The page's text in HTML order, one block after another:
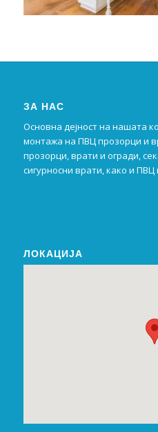
ЗА НАС
Основна дејност на нашата
монтажа на ПВЦ прозорци и
прозорци, врати и огради,
сигурносни врати, како и
ЛОКАЦИЈА